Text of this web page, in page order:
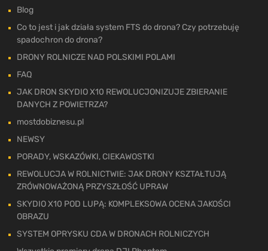
Blog
Co to jest i jak działa system FTS do drona? Czy potrzebuję
spadochron do drona?
DRONY ROLNICZE NAD POLSKIMI POLAMI
FAQ
JAK DRON SKYDIO X10 REWOLUCJONIZUJE ZBIERANIE
DANYCH Z POWIETRZA?
mostdobiznesu.pl
NEWSY
PORADY, WSKAZÓWKI, CIEKAWOSTKI
REWOLUCJA W ROLNICTWIE: JAK DRONY KSZTAŁTUJĄ
ZRÓWNOWAŻONĄ PRZYSZŁOŚĆ UPRAW
SKYDIO X10 POD LUPĄ: KOMPLEKSOWA OCENA JAKOŚCI
OBRAZU
SYSTEM OPRYSKU CDA W DRONACH ROLNICZYCH